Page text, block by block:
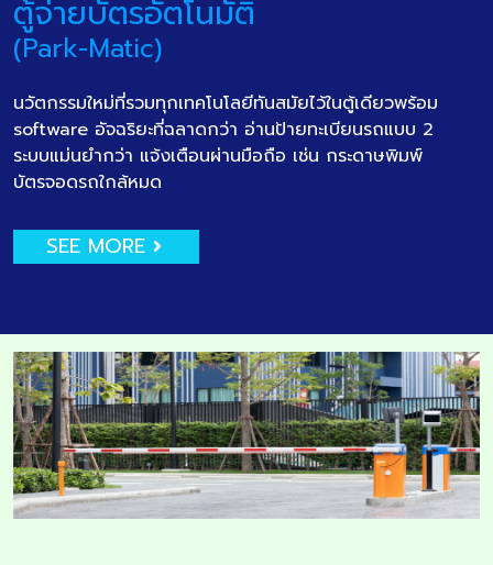
ตู้จ่ายบัตรอัตโนมัติ
(Park-Matic)
นวัตกรรมใหม่ที่รวมทุกเทคโนโลยีทันสมัยไว้ในตู้เดียวพร้อม
software อัจฉริยะที่ฉลาดกว่า อ่านป้ายทะเบียนรถแบบ 2
ระบบแม่นยำกว่า แจ้งเตือนผ่านมือถือ เช่น กระดาษพิมพ์
บัตรจอดรถใกล้หมด
SEE MORE